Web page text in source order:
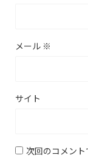
メール ※
サイト
次回のコメン